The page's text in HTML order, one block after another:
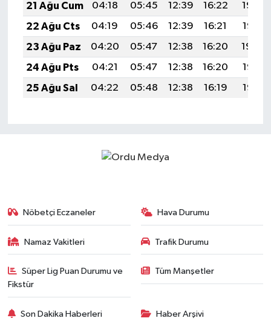
21 Ağu Cum
04:18 05:45 12:39 16:22
19:23
22 Ağu Cts
04:19 05:46 12:39 16:21
19:21
23 Ağu Paz
04:20 05:47 12:38 16:20
19:20
24 Ağu Pts
04:21 05:47 12:38 16:20
19:19
25 Ağu Sal
04:22 05:48 12:38 16:19 19:17
Nöbetçi Eczaneler Hava Durumu
Namaz Vakitleri Trafik Durumu
Süper Lig Puan Durumu ve
Fikstür
Tüm Manşetler
Son Dakika Haberleri Haber Arşivi